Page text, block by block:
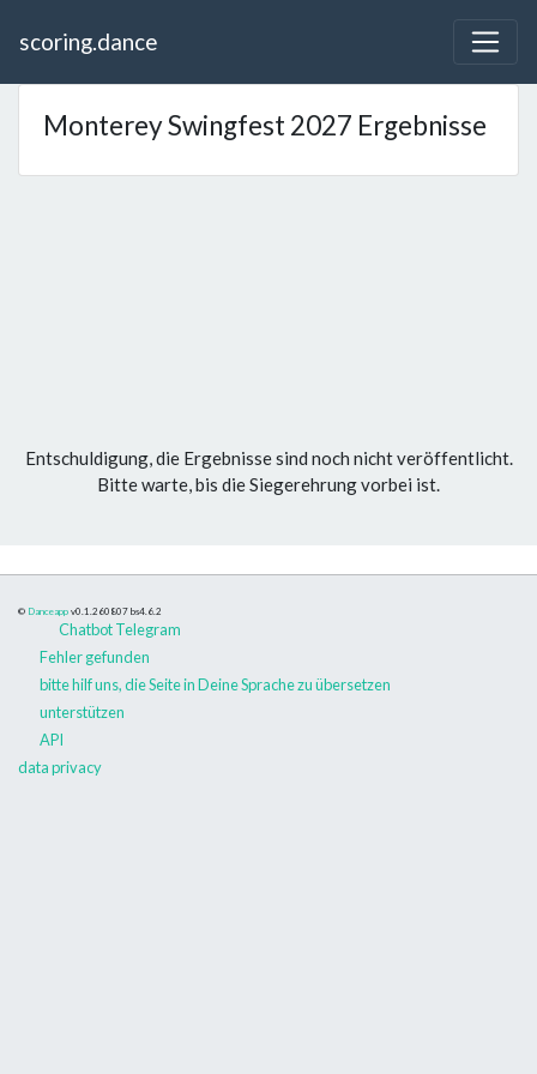
scoring.dance
Monterey Swingfest 2027 Ergebnisse
Entschuldigung, die Ergebnisse sind noch nicht veröffentlicht.
Bitte warte, bis die Siegerehrung vorbei ist.
© Danceapp v0.1.260807 bs4.6.2
Chatbot Telegram
Fehler gefunden
bitte hilf uns, die Seite in Deine Sprache zu übersetzen
unterstützen
API
data privacy